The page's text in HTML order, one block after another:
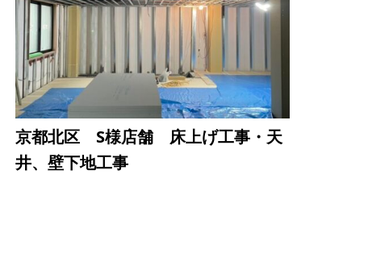
京都北区 S様店舗 床上げ工事・天
井、壁下地工事